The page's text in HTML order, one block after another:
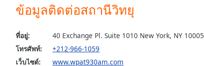
Background
Color
ข้อมูลติดต่อสถานีวิทยุ
ที่อยู่:
40 Exchange Pl. Suite 1010 New York, NY 10005
โทรศัพท์:
+212-966-1059
เว็บไซต์:
www.wpat930am.com